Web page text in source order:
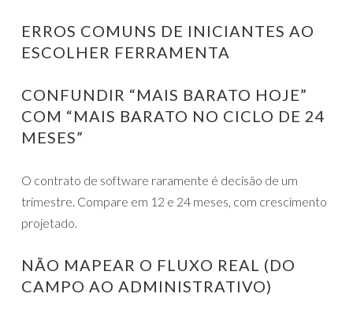
ERROS COMUNS DE INICIANTES AO
ESCOLHER FERRAMENTA
CONFUNDIR “MAIS BARATO HOJE”
COM “MAIS BARATO NO CICLO DE 24
MESES”
O contrato de software raramente é decisão de um
trimestre. Compare em 12 e 24 meses, com crescimento
projetado.
NÃO MAPEAR O FLUXO REAL (DO
CAMPO AO ADMINISTRATIVO)